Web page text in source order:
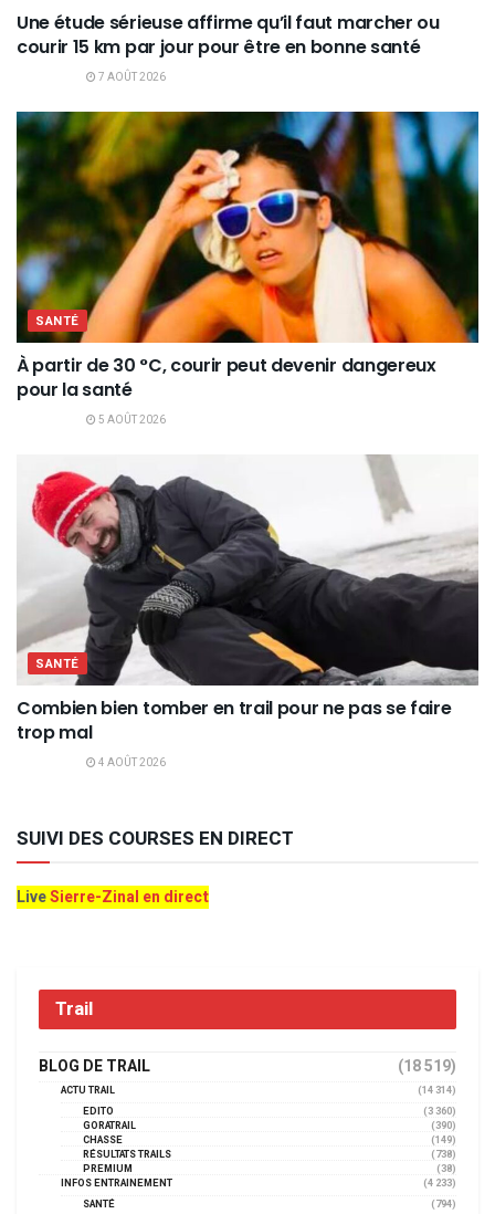
Une étude sérieuse affirme qu’il faut marcher ou
courir 15 km par jour pour être en bonne santé
7 AOÛT 2026
SANTÉ
À partir de 30 °C, courir peut devenir dangereux
pour la santé
5 AOÛT 2026
SANTÉ
Combien bien tomber en trail pour ne pas se faire
trop mal
4 AOÛT 2026
SUIVI DES COURSES EN DIRECT
LiveSierre-Zinal en direct
Trail
BLOG DE TRAIL (18 519)
ACTU TRAIL
(14 314)
EDITO
(3 360)
GORATRAIL
(390)
CHASSE
(149)
RÉSULTATS TRAILS
(738)
PREMIUM
(38)
INFOS ENTRAINEMENT
(4 233)
SANTÉ
(794)